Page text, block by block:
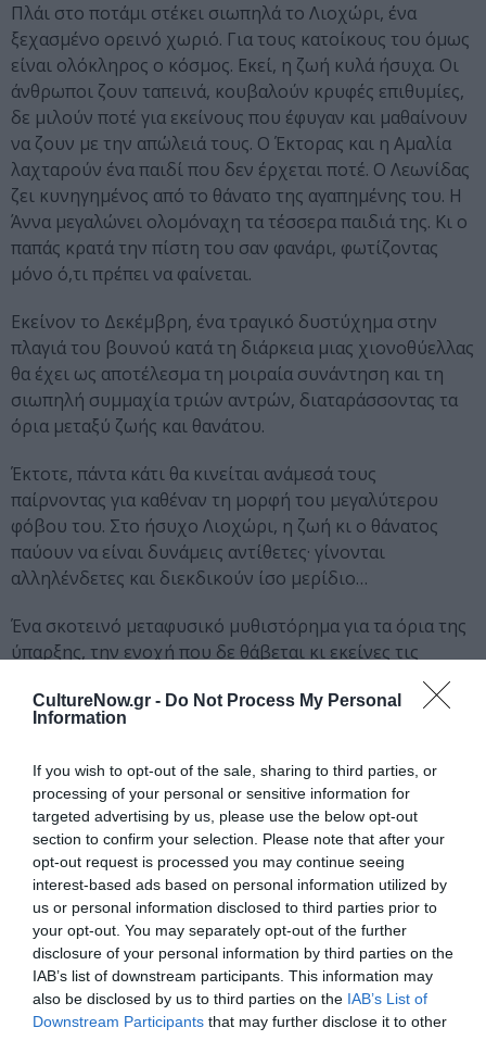
CultureNow.gr - Do Not Process My Personal
Information
If you wish to opt-out of the sale, sharing to third parties, or
processing of your personal or sensitive information for
targeted advertising by us, please use the below opt-out
section to confirm your selection. Please note that after your
opt-out request is processed you may continue seeing
interest-based ads based on personal information utilized by
us or personal information disclosed to third parties prior to
your opt-out. You may separately opt-out of the further
disclosure of your personal information by third parties on the
IAB’s list of downstream participants. This information may
also be disclosed by us to third parties on the IAB’s List of
Downstream Participants that may further disclose it to other
Πλάι στο ποτάμι στέκει σιωπηλά το Λιοχώρι, ένα
ξεχασμένο ορεινό χωριό. Για τους κατοίκους του όμως
είναι ολόκληρος ο κόσμος. Εκεί, η ζωή κυλά ήσυχα. Οι
άνθρωποι ζουν ταπεινά, κουβαλούν κρυφές επιθυμίες,
δε μιλούν ποτέ για εκείνους που έφυγαν και μαθαίνουν
να ζουν με την απώλειά τους. Ο Έκτορας και η Αμαλία
λαχταρούν ένα παιδί που δεν έρχεται ποτέ. Ο Λεωνίδας
ζει κυνηγημένος από το θάνατο της αγαπημένης του. Η
Άννα μεγαλώνει ολομόναχη τα τέσσερα παιδιά της. Κι ο
παπάς κρατά την πίστη του σαν φανάρι, φωτίζοντας
μόνο ό,τι πρέπει να φαίνεται.
Εκείνον το Δεκέμβρη, ένα τραγικό δυστύχημα στην
πλαγιά του βουνού κατά τη διάρκεια μιας χιονοθύελλας
θα έχει ως αποτέλεσμα τη μοιραία συνάντηση και τη
σιωπηλή συμμαχία τριών αντρών, διαταράσσοντας τα
όρια μεταξύ ζωής και θανάτου.
Έκτοτε, πάντα κάτι θα κινείται ανάμεσά τους
παίρνοντας για καθέναν τη μορφή του μεγαλύτερου
φόβου του. Στο ήσυχο Λιοχώρι, η ζωή κι ο θάνατος
παύουν να είναι δυνάμεις αντίθετες· γίνονται
αλληλένδετες και διεκδικούν ίσο μερίδιο…
Ένα σκοτεινό μεταφυσικό μυθιστόρημα για τα όρια της
ύπαρξης, την ενοχή που δε θάβεται κι εκείνες τις
επιλογές που απαιτούν το τίμημά τους, ακόμα κι όταν
όλα μοιάζουν τελειωμένα.
Ταυτότητα
Πληροφορίες έκδοσης: Εκδόσεις Anubis, Σελίδες: 672,
Τιμή: 24,40€, ISBN: 978-618-5959-88-3
Ακολουθήστε το Culturenow.gr στοGoogle Newsκαι
μάθετε πρώτοι όλες τις ειδήσεις
Δείτε όλα τατελευταία νέαγια την Τέχνη και τον
Πολιτισμό στοCulturenow.gr